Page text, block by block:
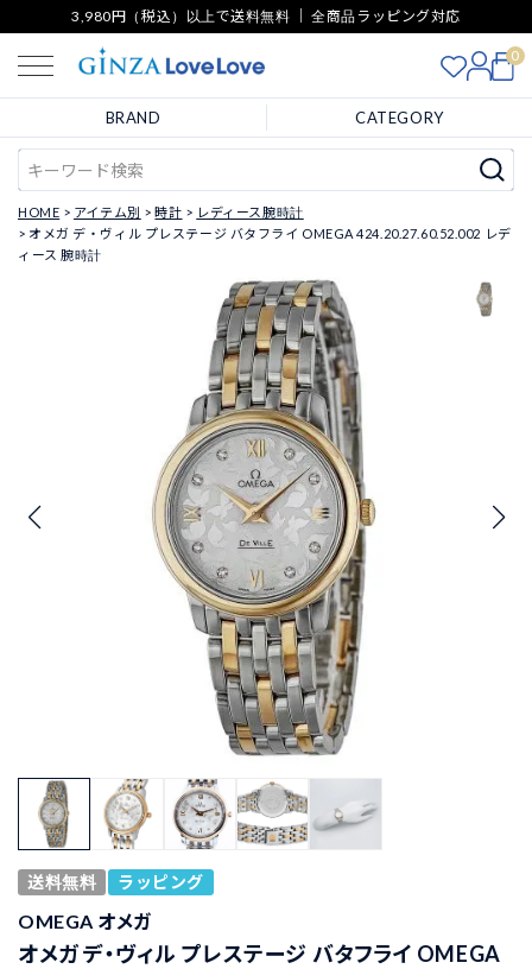
3,980円（税込）以上で送料無料 ｜ 全商品ラッピング対応
0
BRAND CATEGORY
HOME アイテム別 時計
レディース腕時計
オメガ デ・ヴィル プレステージ バタフライ OMEGA 424.20.27.60.52.002 レデ
ィース 腕時計
送料無料 ラッピング
OMEGA オメガ
オメガ デ・ヴィル プレステージ バタフライ OMEGA